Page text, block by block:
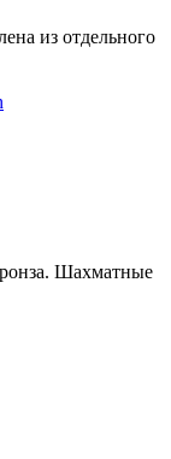
из отдельного
Шахматные